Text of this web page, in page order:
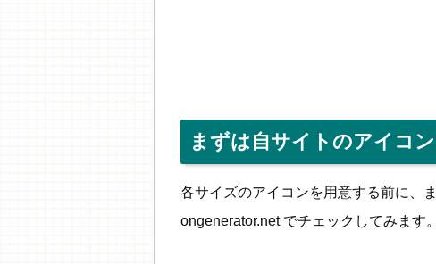
まずは自サイトのアイコ
各サイズのアイコンを用意する前に、
ongenerator.net でチェックしてみます。